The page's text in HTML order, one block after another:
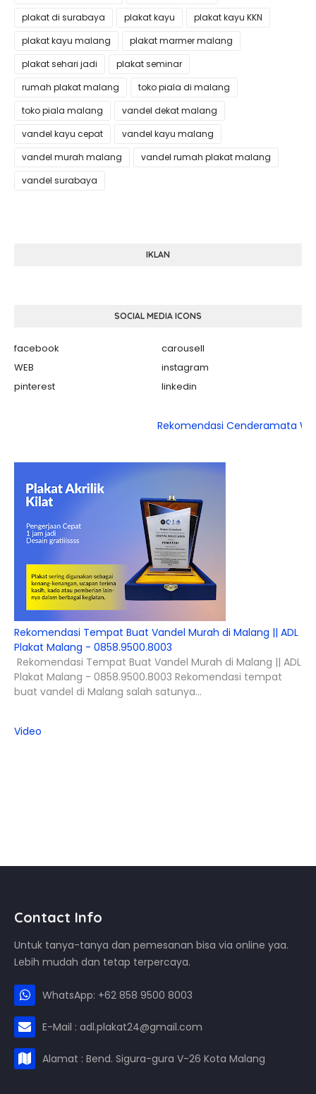
plakat di surabaya
plakat kayu
plakat kayu KKN
plakat kayu malang
plakat marmer malang
plakat sehari jadi
plakat seminar
rumah plakat malang
toko piala di malang
toko piala malang
vandel dekat malang
vandel kayu cepat
vandel kayu malang
vandel murah malang
vandel rumah plakat malang
vandel surabaya
IKLAN
SOCIAL MEDIA ICONS
facebook
carousell
WEB
instagram
pinterest
linkedin
Rekomendasi Cenderamata
Rekomendasi Tempat Buat Vandel Murah di Malang || ADL
Plakat Malang - 0858.9500.8003
Rekomendasi Tempat Buat Vandel Murah di Malang || ADL
Plakat Malang - 0858.9500.8003 Rekomendasi tempat
buat vandel di Malang salah satunya...
Video
Contact Info
Untuk tanya-tanya dan pemesanan bisa via online yaa.
Lebih mudah dan tetap terpercaya.
WhatsApp: +62 858 9500 8003
E-Mail : adl.plakat24@gmail.com
Alamat : Bend. Sigura-gura V-26 Kota Malang